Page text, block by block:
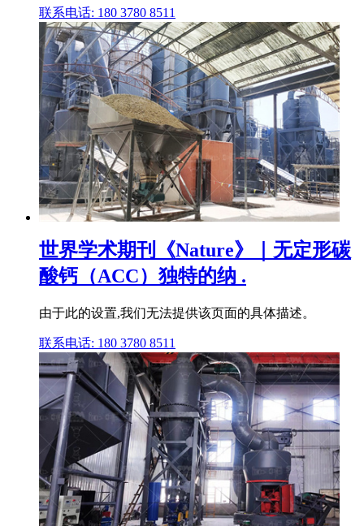
联系电话: 180 3780 8511
世界学术期刊《Nature》｜无定形碳
酸钙（ACC）独特的纳 .
由于此的设置,我们无法提供该页面的具体描述。
联系电话: 180 3780 8511